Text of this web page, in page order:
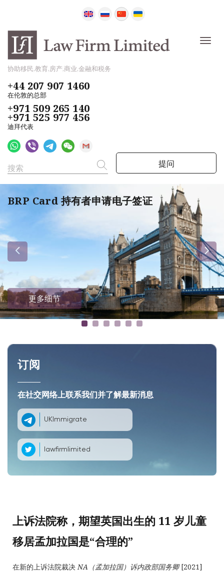
协助移民,教育,房产,商业,金融和税务
+44 207 907 1460
在伦敦的总部
+971 509 265 140
+971 525 977 456
迪拜代表
提问
BRP Card 持有者申请电子签证
更多细节
订阅
在社交网络上联系我们并了解最新消息
UKImmigrate
lawfirmlimited
上诉法院称，期望英国出生的 11 岁儿童
移居孟加拉国是“合理的”
在新的上诉法院裁决NA （孟加拉国）诉内政部国务卿[2021]